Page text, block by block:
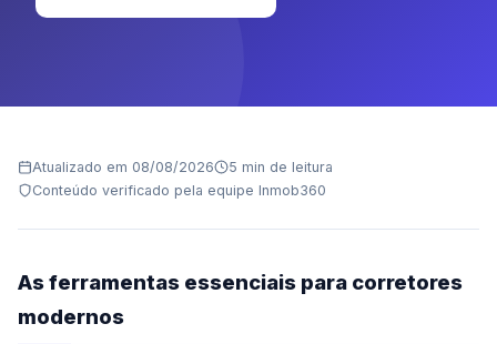
Atualizado em 08/08/2026
5 min de leitura
Conteúdo verificado pela equipe Inmob360
As ferramentas essenciais para corretores
modernos